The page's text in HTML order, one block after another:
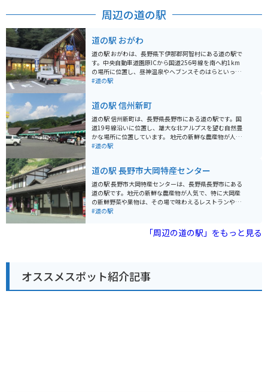
周辺の道の駅
道の駅 おがわ
道の駅 おがわは、長野県下伊那郡阿智村にある道の駅で
す。中央自動車道園原ICから国道256号線を南へ約1km
の場所に位置し、昼神温泉やヘブンスそのはらといった
観光スポットへのアクセスも良好です。 周辺の観光スポ
販売する直売所や、レストランも併設されています。バ
イクで訪れる場合、駐車場も広く停めやすいので安心で
す。 特におすすめは、地元産のそば粉を使用した手打ち
そばや、地元産の野菜をたっぷり使った定食です。ま
た、道の駅 おがわ限定のオリジナルソフトクリームも人
#道の駅
道の駅 信州新町
道の駅 信州新町は、長野県長野市にある道の駅です。国
道19号線沿いに位置し、雄大な北アルプスを望む自然豊
かな場所に位置しています。 地元の新鮮な農産物が人気
で、とれたての野菜や果物が並びます。特におすすめ
ほど近い、北アルプス展望道路がおすすめです。 展望台
からは、北アルプスの山々を一望できる絶景を楽しむこ
とができます。 道の駅 信州新町は、地元の特産品やグル
メを楽しめるだけでなく、周辺の観光スポットへのアク
セスも良好なため、長野観光の拠点としても最適な場所
#道の駅
道の駅 長野市大岡特産センター
道の駅 長野市大岡特産センターは、長野県長野市にある
道の駅です。地元の新鮮な農産物が人気で、特に大岡産
の新鮮野菜や果物は、その場で味わえるレストランや直
売所で楽しむことができます。 バイクで訪れる方は、長
良好です。駐車場も広く、休憩場所としても最適です。
周辺には、自然豊かな観光スポットも多く、ドライブや
噌や漬物、地酒などが人気です。
#道の駅
「周辺の道の駅」をもっと見る
オススメスポット紹介記事